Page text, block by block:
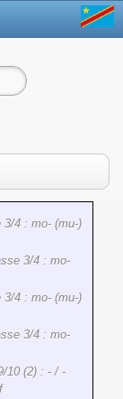
3/4 : mo- (mu-)
3/4 : mo-
3/4 : mo- (mu-)
3/4 : mo-
10 (2) : - / -